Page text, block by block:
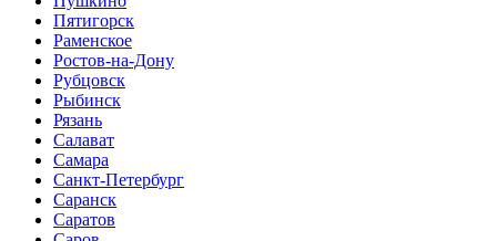
Пятигорск
Раменское
Ростов-на-Дону
Рубцовск
Рыбинск
Рязань
Салават
Самара
Санкт-Петербург
Саранск
Саратов